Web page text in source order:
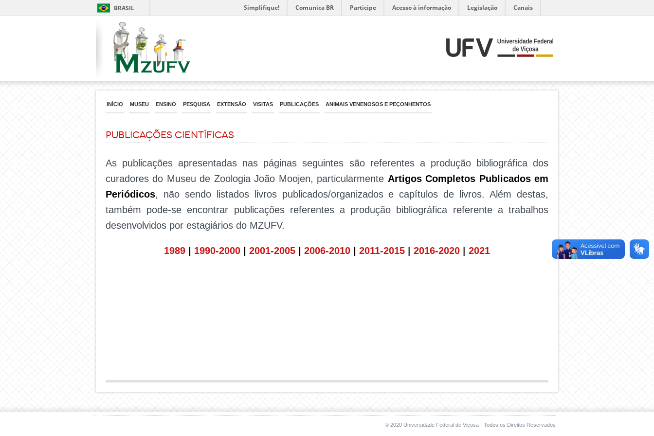
BRASIL Simplifique! Comunica BR Participe Acesso à informação Legislação Canais
INÍCIO MUSEU ENSINO PESQUISA EXTENSÃO VISITAS PUBLICAÇÕES ANIMAIS VENENOSOS E PEÇONHENTOS
Publicações científicas
As publicações apresentadas nas páginas seguintes são referentes a produção bibliográfica dos
curadores do Museu de Zoologia João Moojen, particularmente Artigos Completos Publicados em
Periódicos, não sendo listados livros publicados/organizados e capítulos de livros. Além destas,
também pode-se encontrar publicações referentes a produção bibliográfica referente a trabalhos
desenvolvidos por estagiários do MZUFV.
1989 1990-2000 2001-2005 2006-2010 2011-2015 2016-2020 2021
© 2020 Universidade Federal de Viçosa - Todos os Direitos Reservados